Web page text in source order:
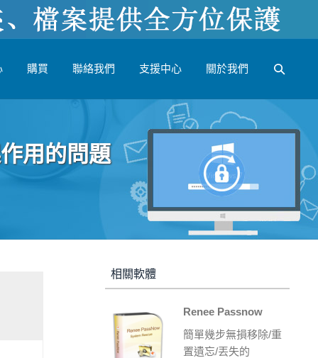
購買 聯絡我們 支援中心 關於我們
用的問題
相關軟體
Renee Passnow
簡單幾步無損移除/重
置遺忘/丟失的